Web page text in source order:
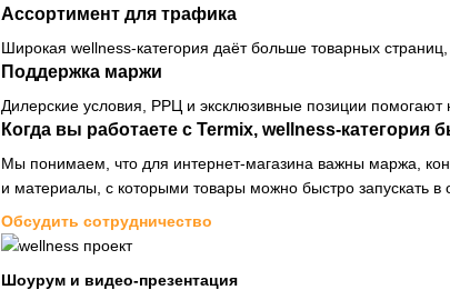
Ассортимент для трафика
Широкая wellness-категория даёт больше товарных
Поддержка маржи
Дилерские условия, РРЦ и эксклюзивные позиции помогают
Когда вы работаете с Termix, wellness-категория
Мы понимаем, что для интернет-магазина важны маржа,
и материалы, с которыми товары можно быстро запускать в
Обсудить сотрудничество
Шоурум и видео-презентация